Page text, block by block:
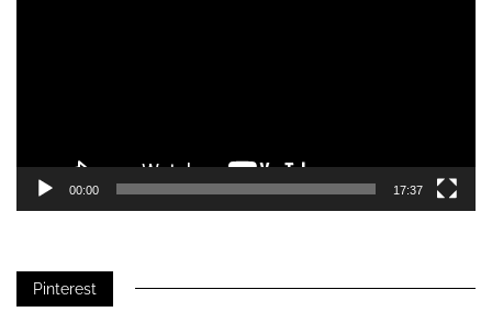
00:00 17:37
Pinterest